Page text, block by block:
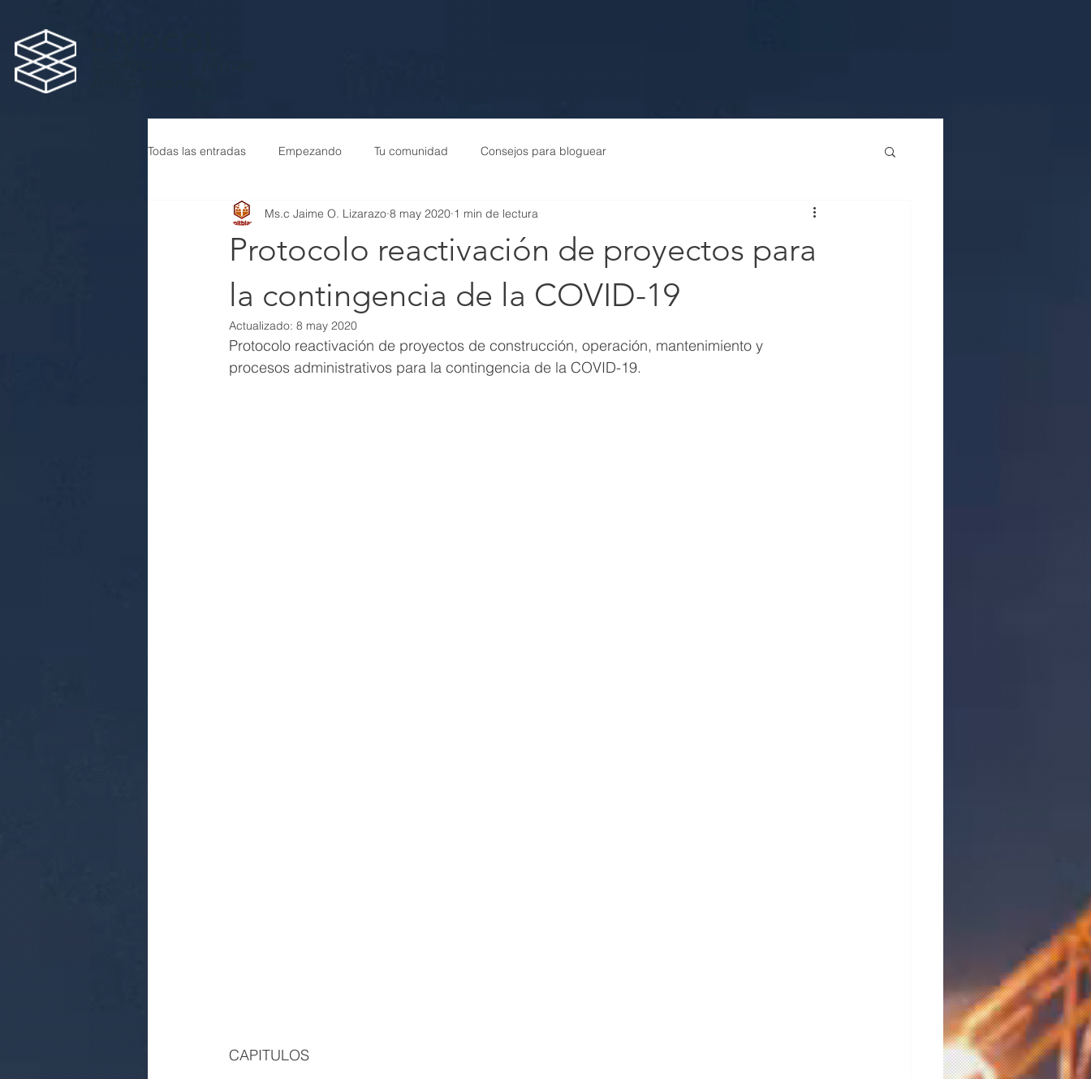
Todas las entradas Empezando Tu comunidad Consejos para bloguear
Protocolo reactivación de proyectos para
la contingencia de la COVID-19
Ms.c Jaime O. Lizarazo 8 may 2020 1 min de lectura
Actualizado: 8 may 2020
Protocolo reactivación de proyectos de construcción, operación, mantenimiento y
procesos administrativos para la contingencia de la COVID-19.
CAPITULOS